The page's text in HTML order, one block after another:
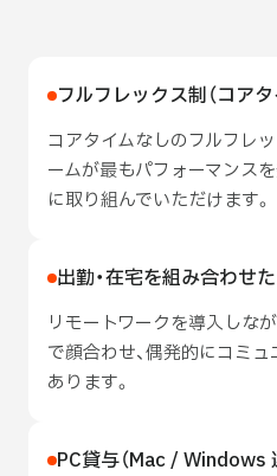
フルフレックス制（コアタ
コアタイムなしのフルフレ
ームが最もパフォーマンス
に取り組んでいただけます。
出勤・在宅を組み合わせ
リモートワークを導入しな
で顔合わせ、偶発的にコミ
あります。
PC貸与（Mac / Windows